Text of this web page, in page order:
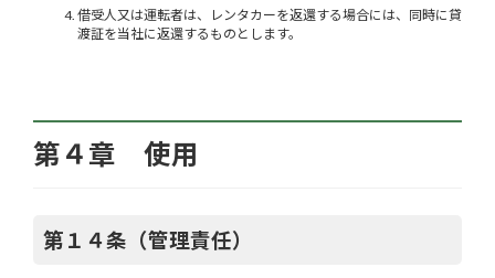
借受人又は運転者は、レンタカーを返還する場合には、同時に貸
渡証を当社に返還するものとします。
第４章 使用
第１４条（管理責任）